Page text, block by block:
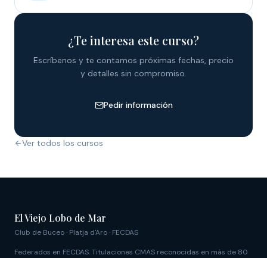
¿Te interesa este curso?
Escríbenos y te contamos próximas fechas, precio
y detalles sin compromiso.
Pedir información
Ver todos los cursos
El Viejo Lobo de Mar
Club de Buceo · Platja d'Aro · FECDAS
Federados en FECDAS. Titulaciones CMAS reconocidas en más de 80